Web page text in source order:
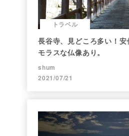
トラベル
長谷寺、見どころ多い！
モラスな仏像あり。
shum
2021/07/21